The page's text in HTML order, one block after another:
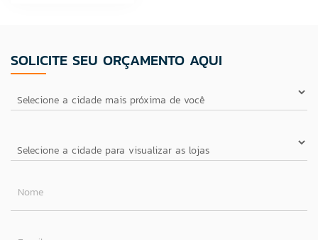
SOLICITE SEU ORÇAMENTO AQUI
Nome